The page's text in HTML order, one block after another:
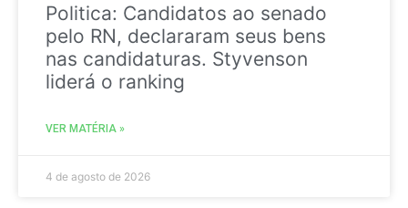
Politica: Candidatos ao senado
pelo RN, declararam seus bens
nas candidaturas. Styvenson
liderá o ranking
VER MATÉRIA »
4 de agosto de 2026